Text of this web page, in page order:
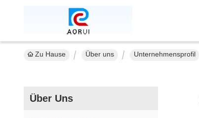
Zu Hause Über uns Unternehmensprofil
Über Uns